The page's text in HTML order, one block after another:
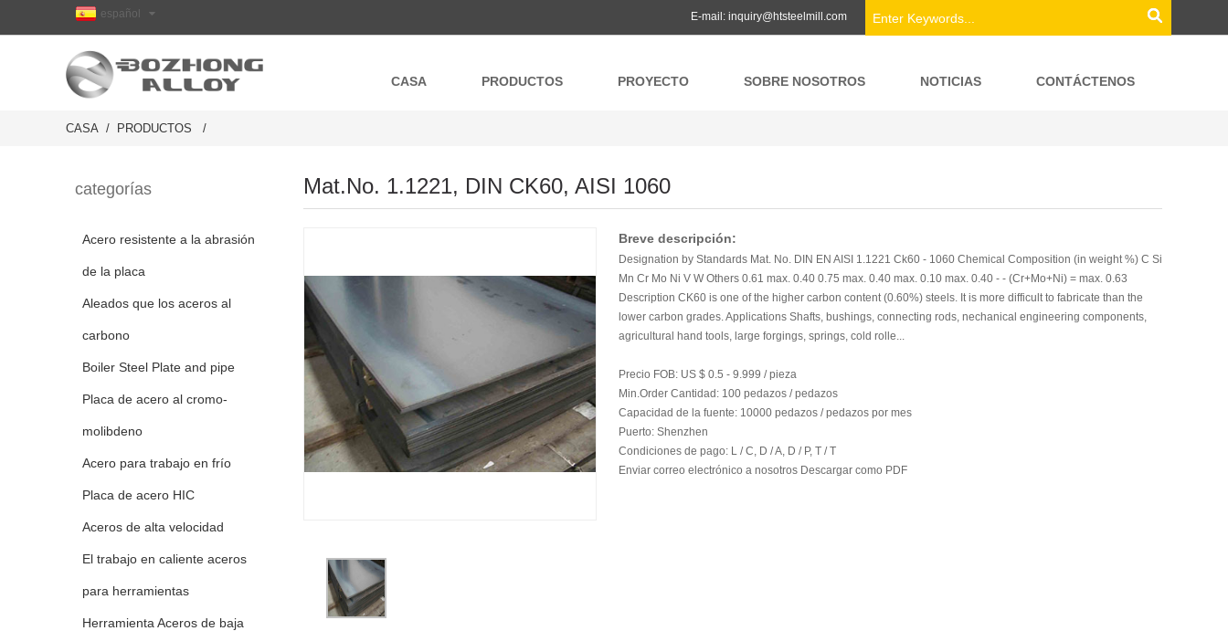
español E-mail: inquiry@htsteelmill.com
CASA PRODUCTOS PROYECTO SOBRE NOSOTROS NOTICIAS CONTÁCTENOS
CASA PRODUCTOS
categorías
Acero resistente a la abrasión
de la placa
Aleados que los aceros al
carbono
Boiler Steel Plate and pipe
Placa de acero al cromo-
molibdeno
Acero para trabajo en frío
Placa de acero HIC
Aceros de alta velocidad
El trabajo en caliente aceros
para herramientas
Herramienta Aceros de baja
Mat.No. 1.1221, DIN CK60, AISI 1060
Breve descripción:
Designation by Standards Mat. No. DIN EN AISI 1.1221 Ck60 - 1060 Chemical Composition (in weight %) C Si
Mn Cr Mo Ni V W Others 0.61 max. 0.40 0.75 max. 0.40 max. 0.10 max. 0.40 - - (Cr+Mo+Ni) = max. 0.63
Description CK60 is one of the higher carbon content (0.60%) steels. It is more difficult to fabricate than the
lower carbon grades. Applications Shafts, bushings, connecting rods, nechanical engineering components,
agricultural hand tools, large forgings, springs, cold rolle...
Precio FOB: US $ 0.5 - 9.999 / pieza
Min.Order Cantidad: 100 pedazos / pedazos
Capacidad de la fuente: 10000 pedazos / pedazos por mes
Puerto: Shenzhen
Condiciones de pago: L / C, D / A, D / P, T / T
Enviar correo electrónico a nosotros Descargar como PDF